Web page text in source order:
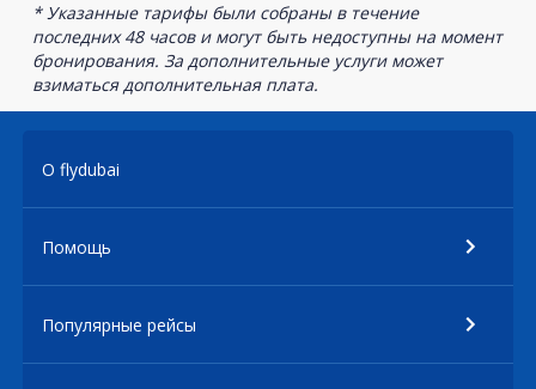
* Указанные тарифы были собраны в течение
последних 48 часов и могут быть недоступны на момент
бронирования. За дополнительные услуги может
взиматься дополнительная плата.
О flydubai
Помощь
Популярные рейсы